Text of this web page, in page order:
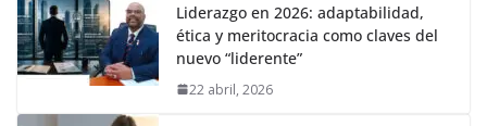
Liderazgo en 2026: adaptabilidad,
ética y meritocracia como claves del
nuevo “liderente”
22 abril, 2026